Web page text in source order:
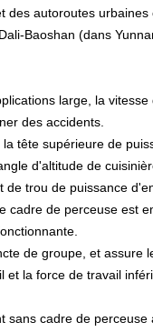
autoroutes
Baoshan (dans
large, la
des accidents.
tête supérieure de
d'altitude de
trou de puissance
cadre de perceuse est
de groupe, et assure
la force de travail
cadre de